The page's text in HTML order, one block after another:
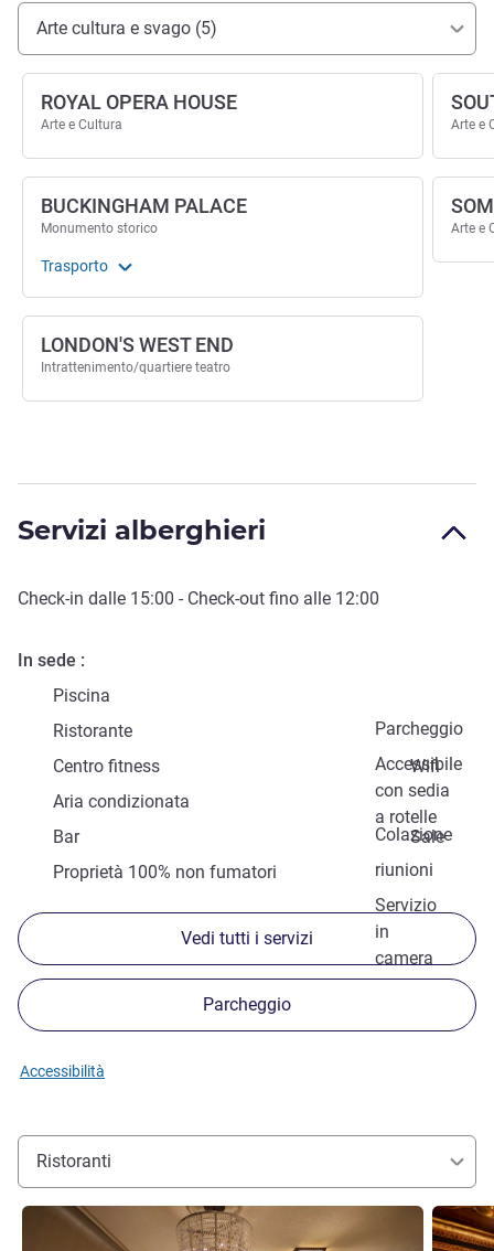
Accesso e trasporti
Arte cultura e svago (5)
ROYAL OPERA HOUSE
Arte e Cultura
BUCKINGHAM PALACE
Monumento storico
Trasporto
LONDON'S WEST END
Intrattenimento/quartiere teatro
Arte e
Arte e
Servizi alberghieri
Check-in dalle 15:00 - Check-out fino alle 12:00
In sede
Piscina
Parcheggio
Ristorante
Accessibile
con sedia
a rotelle
Centro fitness
Wifi
Aria condizionata
Colazione
Bar
Sale
riunioni
Proprietà 100% non fumatori
Servizio
in
camera
Vedi tutti i servizi
Parcheggio
Accessibilità
Ristoranti
Visualizza dettagli